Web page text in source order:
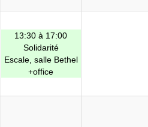
13:30 à 17:00
Solidarité
Escale, salle Bethel
+office